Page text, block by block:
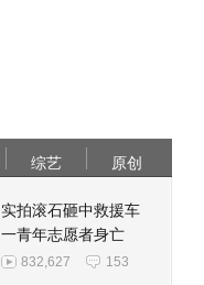
综艺 原创
实拍滚石砸中救援车
一青年志愿者身亡
832,627 153